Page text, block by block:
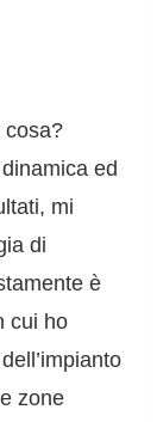
cosa?
ed
mi
di
è
cui ho
zone